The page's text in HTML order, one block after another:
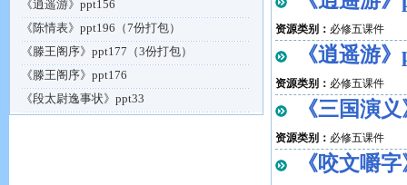
《逍遥游》ppt156
《陈情表》ppt196（7份打包）
《滕王阁序》ppt177（3份打包）
《滕王阁序》ppt176
《段太尉逸事状》ppt33
资源类别： 必修五课件
《逍遥游
资源类别： 必修五课件
《三国演
资源类别： 必修五课件
《咬文嚼